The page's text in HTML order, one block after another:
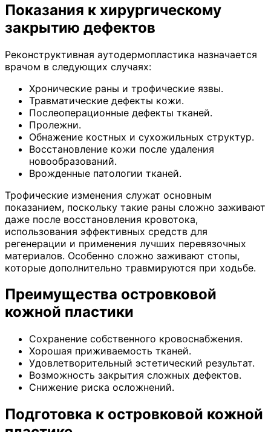
Показания к хирургическому
закрытию дефектов
Реконструктивная аутодермопластика назначается
врачом в следующих случаях:
Хронические раны и трофические язвы.
Травматические дефекты кожи.
Послеоперационные дефекты тканей.
Пролежни.
Обнажение костных и сухожильных структур.
Восстановление кожи после удаления
новообразований.
Врожденные патологии тканей.
Трофические изменения служат основным
показанием, поскольку такие раны сложно заживают
даже после восстановления кровотока,
использования эффективных средств для
регенерации и применения лучших перевязочных
материалов. Особенно сложно заживают стопы,
которые дополнительно травмируются при ходьбе.
Преимущества островковой
кожной пластики
Сохранение собственного кровоснабжения.
Хорошая приживаемость тканей.
Удовлетворительный эстетический результат.
Возможность закрытия сложных дефектов.
Снижение риска осложнений.
Подготовка к островковой кожной